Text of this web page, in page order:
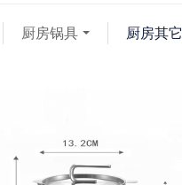
厨房锅具 厨房其它